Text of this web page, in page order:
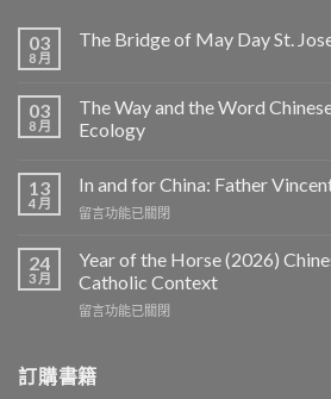
03
8 月
The Bridge of May Day St.
03
8 月
The Way and the Word
Ecology
13
4 月
In and for China: Father
在
and
for
China:
Father
中
留言功能已關閉
24
3 月
Year of the Horse (2026)
Catholic Context
在
the
Horse
留言功能已關閉
訂購書籍